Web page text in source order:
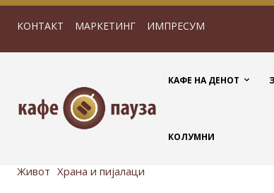
КОНТАКТ МАРКЕТИНГ ИМПРЕСУМ
КАФЕ НА ДЕНОТ
КОЛУМНИ
Живот Храна и пијалаци